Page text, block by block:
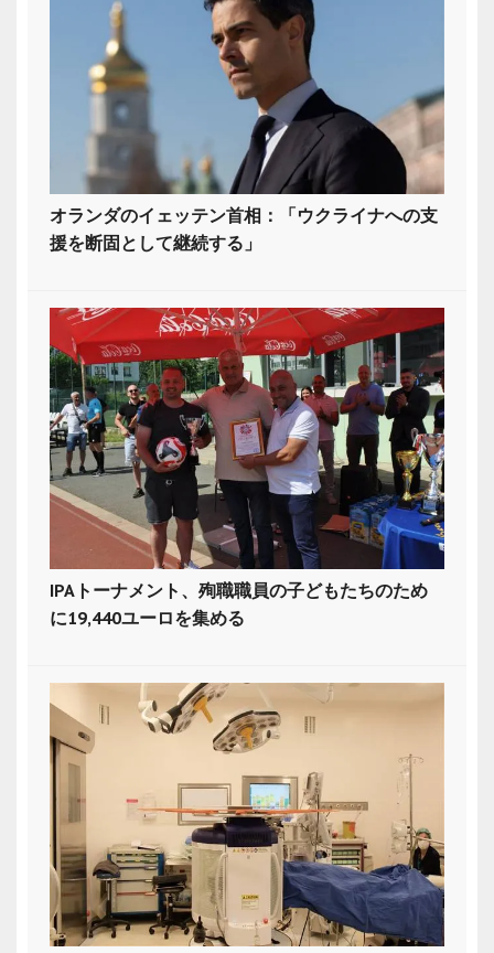
オランダのイェッテン首相：「ウクライナへの支
援を断固として継続する」
IPAトーナメント、殉職職員の子どもたちのため
に19,440ユーロを集める